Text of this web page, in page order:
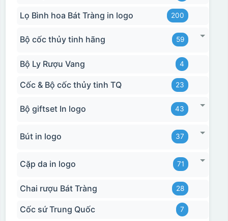
Màu tím
Khó khăn trong việc
in chuyển màu (dễ
trong việc in đơn
Chất liệu in decal
lựa chọn chất liệu
Dán được lên nhiều
cong
Lọ Bình hoa Bát Tràng in logo 200
Bộ cốc thủy tinh hãng 59
Bộ Ly Rượu Vang 4
Cốc & Bộ cốc thủy tinh TQ 23
Bộ giftset In logo 43
Bút in logo 37
Cặp da in logo 71
Chai rượu Bát Tràng 28
Cốc sứ Trung Quốc 7